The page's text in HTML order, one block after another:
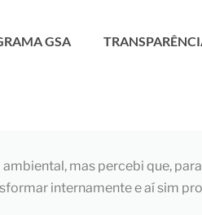
GSA
mas percebi que,
internamente e aí sim